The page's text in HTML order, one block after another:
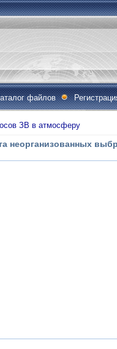
файлов
ЗВ в атмосферу
неорганизованных